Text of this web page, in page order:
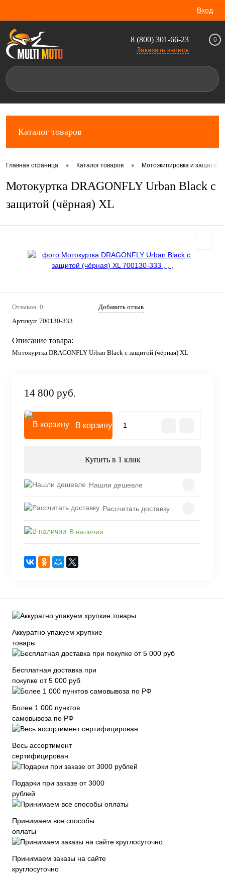
Вход
8 (800) 301-66-23
Заказать звонок
0
Каталог товаров
Главная страница • Каталог товаров • Мотоэкипировка и защита
Мотокуртка DRAGONFLY Urban Black с
защитой (чёрная) XL
Отзывов: 0
Добавить отзыв
Артикул: 700130-333
Описание товара:
Мотокуртка DRAGONFLY Urban Black с защитой (чёрная) XL
14 800 руб.
В корзину
Купить в 1 клик
Нашли дешевле
Рассчитать доставку
В наличии
Аккуратно упакуем хрупкие
товары
Бесплатная доставка при
покупке от 5 000 руб
Более 1 000 пунктов
самовывоза по РФ
Весь ассортимент
сертифицирован
Подарки при заказе от 3000
рублей
Принимаем все способы
оплаты
Принимаем заказы на сайте
круглосуточно